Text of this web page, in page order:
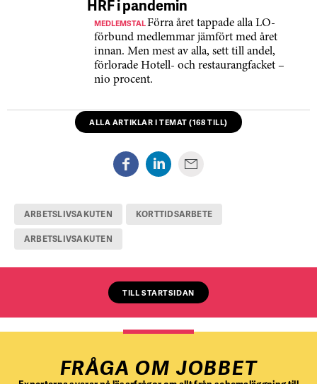
HRF i pandemin
MEDLEMSTALFörra året tappade alla LO-
förbund medlemmar jämfört med året
innan. Men mest av alla, sett till andel,
förlorade Hotell- och restaurangfacket –
nio procent.
ALLA ARTIKLAR I TEMAT (168 TILL)
ARBETSLIVSAKUTEN KORTTIDSARBETE
ARBETSLIVSAKUTEN
TILL STARTSIDAN
FRÅGA OM JOBBET